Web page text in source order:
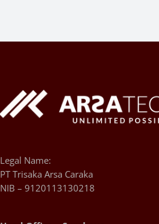
Legal Name:
PT Trisaka Arsa Caraka
NIB – 9120113130218